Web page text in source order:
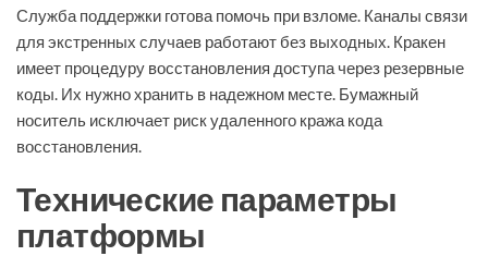
Служба поддержки готова помочь при взломе. Каналы связи
для экстренных случаев работают без выходных. Кракен
имеет процедуру восстановления доступа через резервные
коды. Их нужно хранить в надежном месте. Бумажный
носитель исключает риск удаленного кража кода
восстановления.
Технические параметры
платформы